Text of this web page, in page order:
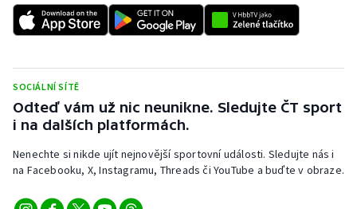
SOCIÁLNÍ SÍTĚ
Odteď vám už nic neunikne. Sledujte ČT sport
i na dalších platformách.
Nenechte si nikde ujít nejnovější sportovní události. Sledujte nás i
na Facebooku, X, Instagramu, Threads či YouTube a buďte v obraze.